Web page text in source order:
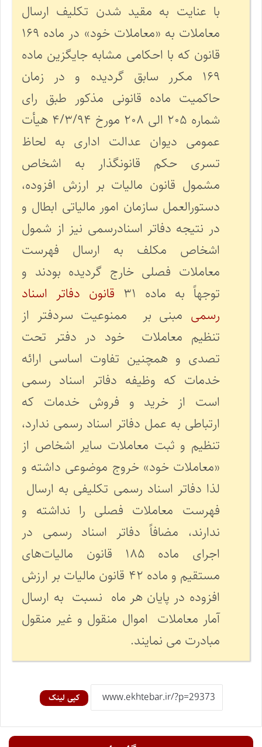
با عنایت به مقید شدن تکلیف ارسال
معاملات به «معاملات خود» در ماده ۱۶۹
قانون که با احکامی مشابه جایگزین ماده
۱۶۹ مکرر سابق گردیده و در زمان
حاکمیت ماده قانونی مذکور طبق رای
شماره ۲۰۵ الی ۲۰۸ مورخ ۴/۳/۹۴ هیأت
عمومی دیوان عدالت اداری به لحاظ
تسری حکم قانونگذار به اشخاص
مشمول قانون مالیات بر ارزش افزوده،
دستورالعمل سازمان امور مالیاتی ابطال و
در نتیجه دفاتر اسنادرسمی نیز از شمول
اشخاص مکلف به ارسال فهرست
معاملات فصلی خارج گردیده بودند و
توجهاً به ماده ۳۱
قانون دفاتر اسناد
رسمی مبنی بر ممنوعیت سردفتر از
تنظیم معاملات خود در دفتر تحت
تصدی و همچنین تفاوت اساسی ارائه
خدمات که وظیفه دفاتر اسناد رسمی
است از خرید و فروش خدمات که
ارتباطی به عمل دفاتر اسناد رسمی ندارد،‌
تنظیم و ثبت معاملات سایر اشخاص از
«معاملات خود» خروج موضوعی داشته و
لذا دفاتر اسناد رسمی تکلیفی به ارسال
فهرست معاملات فصلی را نداشته و
ندارند، مضافاً دفاتر اسناد رسمی در
اجرای ماده ۱۸۵ قانون مالیات‌های
مستقیم و ماده ۴۲ قانون مالیات بر ارزش
افزوده در پایان هر ماه نسبت به ارسال
آمار معاملات اموال منقول و غیر منقول
مبادرت می نمایند.
کپی لینک